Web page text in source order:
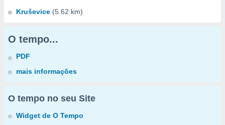
Kruševice (5.62 km)
O tempo...
PDF
mais informações
O tempo no seu Site
Widget de O Tempo